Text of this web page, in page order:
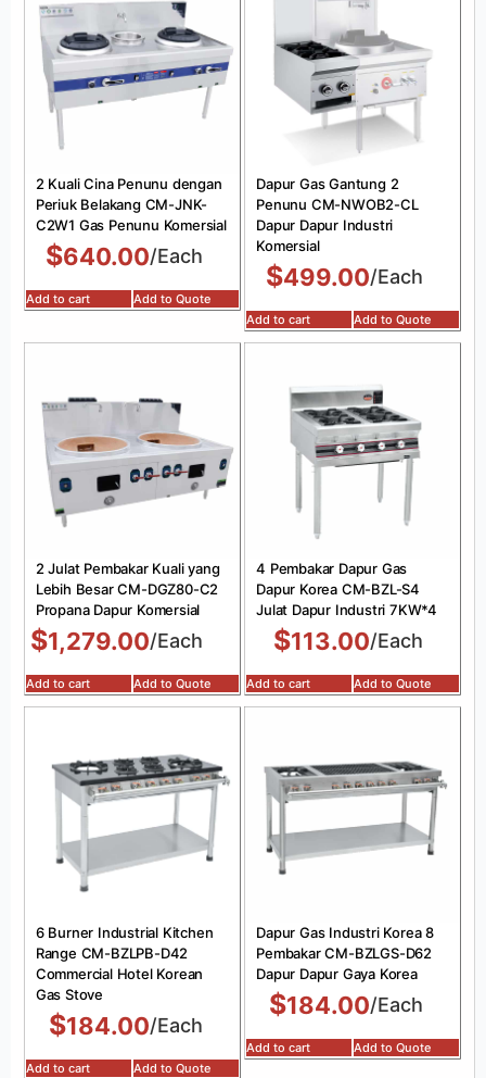
2 Kuali Cina Penunu dengan
Periuk Belakang CM-JNK-
C2W1 Gas Penunu Komersial
$640.00/Each
Add to cart Add to Quote
Dapur Gas Gantung 2
Penunu CM-NWOB2-CL
Dapur Dapur Industri
Komersial
$499.00/Each
Add to cart Add to Quote
2 Julat Pembakar Kuali yang
Lebih Besar CM-DGZ80-C2
Propana Dapur Komersial
$1,279.00/Each
Add to cart Add to Quote
4 Pembakar Dapur Gas
Dapur Korea CM-BZL-S4
Julat Dapur Industri 7KW*4
$113.00/Each
Add to cart Add to Quote
6 Burner Industrial Kitchen
Range CM-BZLPB-D42
Commercial Hotel Korean
Gas Stove
$184.00/Each
Add to cart Add to Quote
Dapur Gas Industri Korea 8
Pembakar CM-BZLGS-D62
Dapur Dapur Gaya Korea
$184.00/Each
Add to cart Add to Quote